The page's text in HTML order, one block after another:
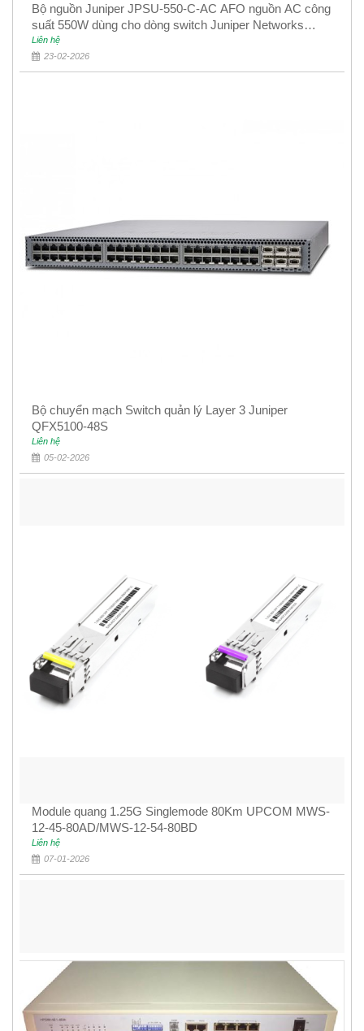
Bộ nguồn Juniper JPSU-550-C-AC AFO nguồn AC công
suất 550W dùng cho dòng switch Juniper Networks
EX4400
Liên hệ
23-02-2026
Bộ chuyển mạch Switch quản lý Layer 3 Juniper
QFX5100-48S
Liên hệ
05-02-2026
Module quang 1.25G Singlemode 80Km UPCOM MWS-
12-45-80AD/MWS-12-54-80BD
Liên hệ
07-01-2026